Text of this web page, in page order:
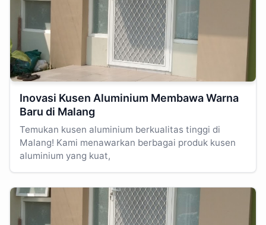
Inovasi Kusen Aluminium Membawa Warna
Baru di Malang
Temukan kusen aluminium berkualitas tinggi di
Malang! Kami menawarkan berbagai produk kusen
aluminium yang kuat,